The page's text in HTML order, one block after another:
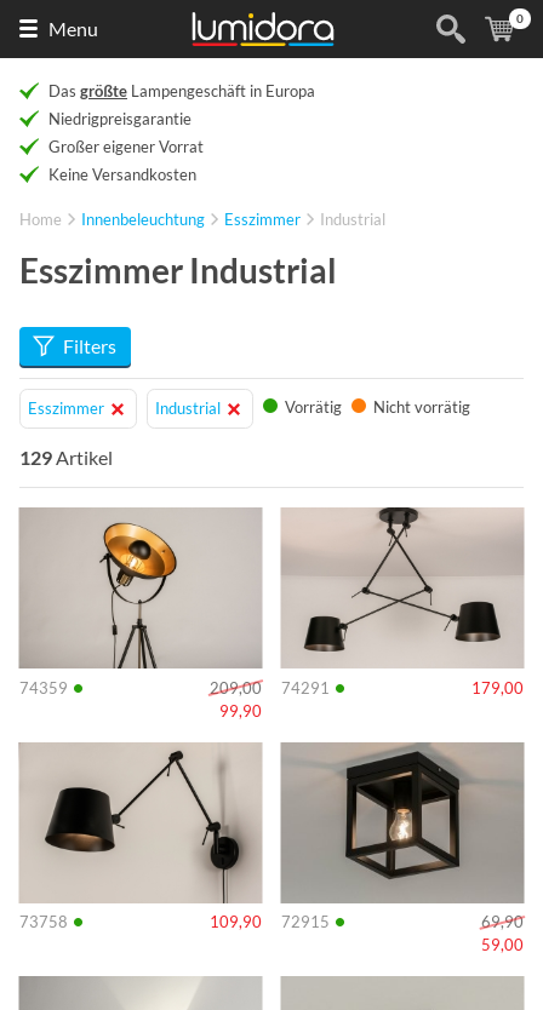
Menu (
0
Das größte Lampengeschäft in Europa
Niedrigpreisgarantie
Großer eigener Vorrat
Keine Versandkosten
Home Innenbeleuchtung Esszimmer Industrial
Esszimmer Industrial
Filters
Esszimmer Industrial Vorrätig Nicht vorrätig
129Artikel
74359 •
209,00
99,90
Info
74291 • 179,00
Info
73758 • 109,90
Info
72915 •
69,90
59,00
Info
Info Info